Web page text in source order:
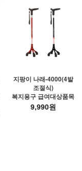
지팡이 나래-4000(4발
조절식)
복지용구 급여대상품목
9,990원